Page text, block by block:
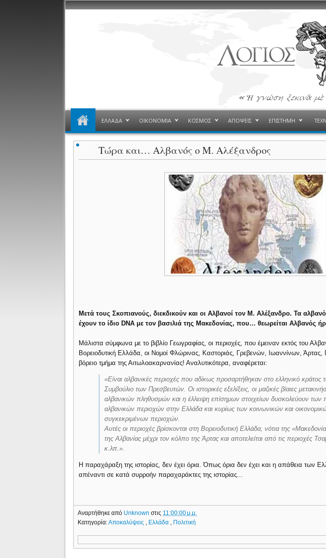
ΕΛΛΑΔΑ ΟΙΚΟΝΟΜΙΑ ΚΟΣΜΟΣ ΑΠΟΨΕΙΣ ΕΠΙΣΤΗΜΗ
Τώρα και… Αλβανός ο Μ. Αλέξανδρος
Μετά τους Σκοπιανούς, διεκδικούν και οι Αλβανοί τον Μ. Αλέξανδρο. Τα
έχουν το ίδιο DΝΑ με τον βασιλιά της Μακεδονίας, που… θεωρείται Αλβανός
Μάλιστα σύμφωνα με το βιβλίο Γεωγραφίας, οι περιοχές, που έμειναν εκτός του
Βορειοδυτική Ελλάδα, οι Νομοί Φλώρινας, Καστοριάς, Γρεβενών, Ιωαννίνων, Άρτας,
βόρειο τμήμα της Αιτωλοακαρνανίας! Αναλυτικότερα, αναφέρεται:
«Είναι αλβανικές περιοχές που αδίκως προσαρτήθηκαν στο ελληνικό κράτος
Συμβούλιο των Πρεσβευτών. Οι ιστορικές εξελίξεις, οι μαζικές βίαιες
αλβανικών πληθυσμών και η έλλειψη επίσημων στοιχείων δυσκολεύουν των
αλβανικών περιοχών στην Ελλάδα και κυρίως των κοινωνικών και
συγκεκριμένων περιοχών.
Αυτές οι περιοχές βρίσκονται στη Βορειοδυτική Ελλάδα, νότια της
της Αλβανίας μέχρι τον κόλπο της Άρτας και αποτελείται από τις περιοχές
κ.λπ.».
Η παραχάραξη της ιστορίας, δεν έχει όρια. Όπως όρια δεν έχει και η απάθεια των
απέναντι σε κατά συρροήν παραχαράκτες της ιστορίας...
Αναρτήθηκε από Unknownστις 11:00:00 μ.μ.
Κατηγορία:Αποκαλύψεις Ελλάδα Πολιτική